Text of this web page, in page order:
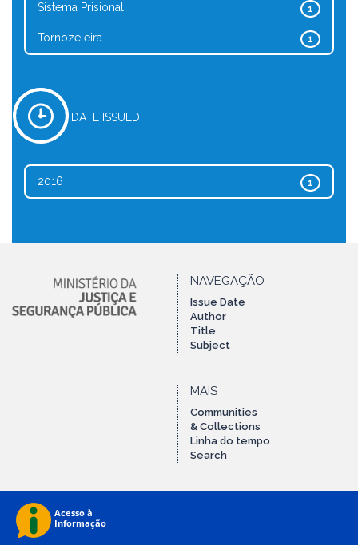
1
Sistema Prisional
1
Tornozeleira
DATE ISSUED
1
2016
NAVEGAÇÃO
Issue Date
Author
Title
Subject
MAIS
Communities
& Collections
Linha do tempo
Search